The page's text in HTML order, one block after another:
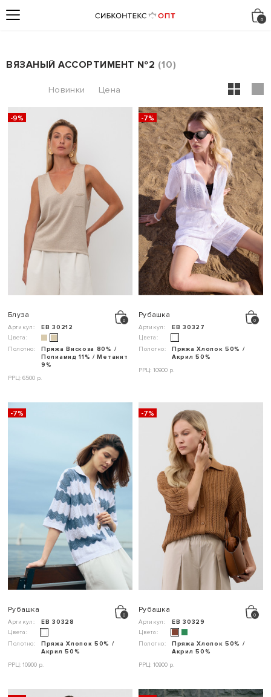
ВЯЗАНЫЙ АССОРТИМЕНТ №2 10
-9%
Блуза
Артикул:
ЕВ 30212
Цвета:
Полотно:
Пряжа Вискоза 80% /
Полиамид 11% / Метанит
9%
РРЦ: 6500 р.
-7%
Рубашка
Артикул:
ЕВ 30327
Цвета:
Полотно:
Пряжа Хлопок 50% /
Акрил 50%
РРЦ: 10900 р.
-7%
Рубашка
Артикул:
ЕВ 30328
Цвета:
Полотно:
Пряжа Хлопок 50% /
Акрил 50%
РРЦ: 10900 р.
-7%
Рубашка
Артикул:
ЕВ 30329
Цвета:
Полотно:
Пряжа Хлопок 50% /
Акрил 50%
РРЦ: 10900 р.